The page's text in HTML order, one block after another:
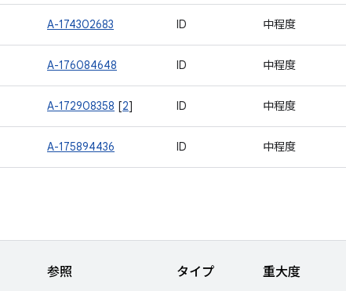
A-174302683 ID 中程度
A-176084648 ID 中程度
A-172908358 [2] ID 中程度
A-175894436 ID 中程度
参照 タイプ 重大度